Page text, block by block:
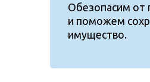
Обезопасим от
и поможем
имущество.